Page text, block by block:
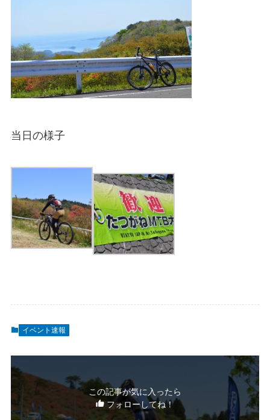
当日の様子
イベント速報
この記事が気に入ったら
フォローしてね！